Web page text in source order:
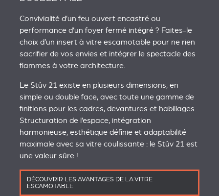
Convivialité d’un feu ouvert encastré ou
performance d’un foyer fermé intégré ? Faites-le
choix d’un insert à vitre escamotable pour ne rien
sacrifier de vos envies et intégrer le spectacle des
flammes à votre architecture.
Le Stûv 21 existe en plusieurs dimensions, en
simple ou double face, avec toute une gamme de
finitions pour les cadres, devantures et habillages.
Structuration de l’espace, intégration
harmonieuse, esthétique définie et adaptabilité
maximale avec sa vitre coulissante : le Stûv 21 est
une valeur sûre !
DÉCOUVRIR LES AVANTAGES DE LA VITRE
ESCAMOTABLE